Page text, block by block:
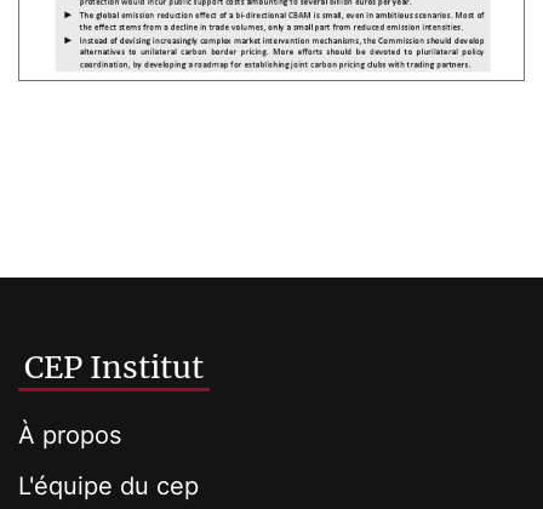
CEP Institut
À propos
L'équipe du cep